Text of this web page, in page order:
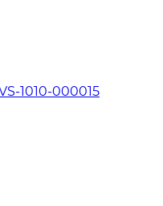
1010-000015